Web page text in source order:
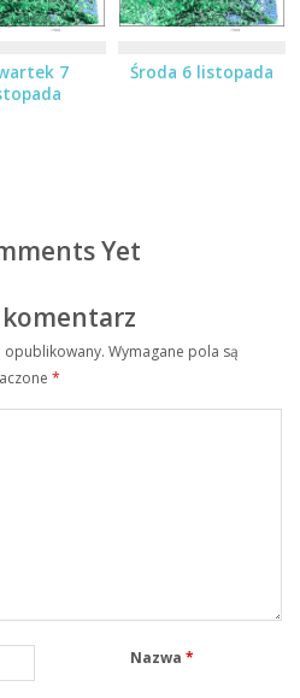
7
Środa 6 listopada
Yet
opublikowany. Wymagane pola są
*
Nazwa*